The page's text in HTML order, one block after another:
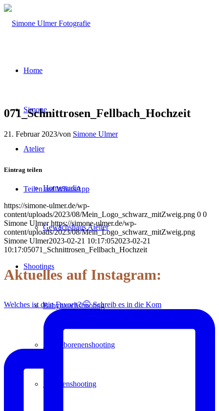
Home
Simone
Atelier
Homestudio
Gewächshaus Atelier
Shootings
Babybauchshooting
Neugeborenenshooting
Familienshooting
071_Schnittrosen_Fellbach_Hochzeit
21. Februar 2023/von Simone Ulmer
Eintrag teilen
Teilen auf WhatsApp
https://simone-ulmer.de/wp-
content/uploads/2023/08/Mein_Logo_schwarz_mitZweig.png 0 0
Simone Ulmer https://simone-ulmer.de/wp-
content/uploads/2023/08/Mein_Logo_schwarz_mitZweig.png
Simone Ulmer2023-02-21 10:17:052023-02-21
10:17:05071_Schnittrosen_Fellbach_Hochzeit
Aktuelles auf Instagram:
Welches ist dein Favorit? 🤭 Schreib es in die Kom